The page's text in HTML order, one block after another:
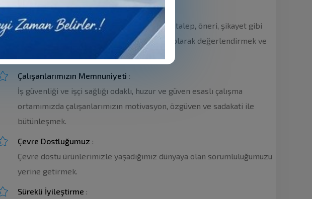
Müşteri İlişkileri:
Müşteri ilişkilerinde müşterilerin yansıttığı talep, öneri, şikayet gibi
her türlü geri bildirimi zamanında ve etkili olarak değerlendirmek ve
Çalışanlarımızın Memnuniyeti :
İş güvenliği ve işçi sağlığı odaklı, huzur ve güven esaslı çalışma
ortamımızda çalışanlarımızın motivasyon, özgüven ve sadakati ile
bütünleşmek.
Çevre Dostluğumuz :
Çevre dostu ürünlerimizle yaşadığımız dünyaya olan sorumluluğumuzu
yerine getirmek.
Sürekli İyileştirme :